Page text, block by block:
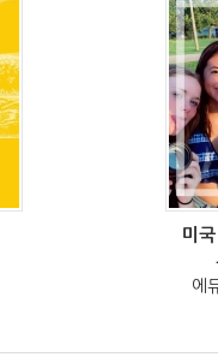
미
에